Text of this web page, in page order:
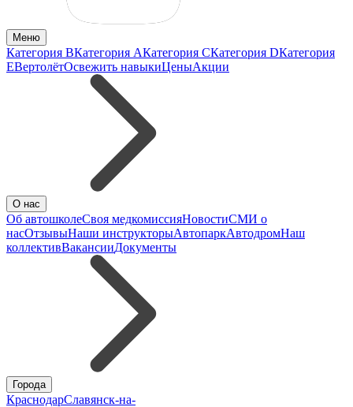
Меню
Категория BКатегория AКатегория CКатегория DКатегория
EВертолётОсвежить навыкиЦеныАкции
О нас
Об автошколеСвоя медкомиссияНовостиСМИ о
насОтзывыНаши инструкторыАвтопаркАвтодромНаш
коллективВакансииДокументы
Города
КраснодарСлавянск-на-